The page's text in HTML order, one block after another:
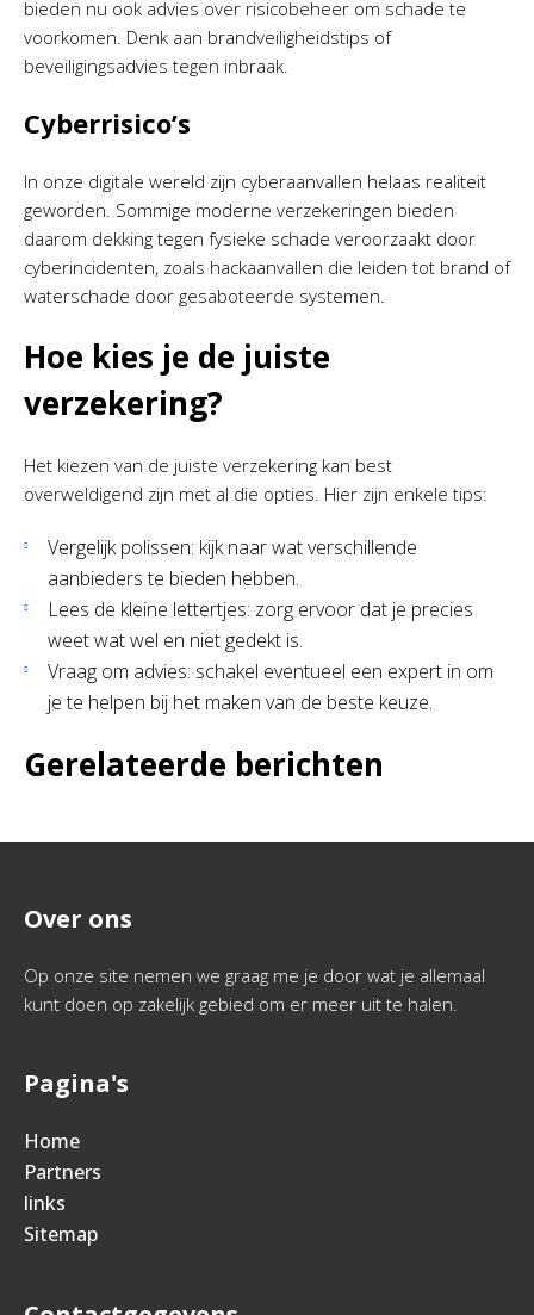
bieden nu ook advies over risicobeheer om schade te
voorkomen. Denk aan brandveiligheidstips of
beveiligingsadvies tegen inbraak.
Cyberrisico’s
In onze digitale wereld zijn cyberaanvallen helaas realiteit
geworden. Sommige moderne verzekeringen bieden
daarom dekking tegen fysieke schade veroorzaakt door
cyberincidenten, zoals hackaanvallen die leiden tot brand of
waterschade door gesaboteerde systemen.
Hoe kies je de juiste
verzekering?
Het kiezen van de juiste verzekering kan best
overweldigend zijn met al die opties. Hier zijn enkele tips:
Vergelijk polissen: kijk naar wat verschillende
aanbieders te bieden hebben.
Lees de kleine lettertjes: zorg ervoor dat je precies
weet wat wel en niet gedekt is.
Vraag om advies: schakel eventueel een expert in om
je te helpen bij het maken van de beste keuze.
Gerelateerde berichten
Over ons
Op onze site nemen we graag me je door wat je allemaal
kunt doen op zakelijk gebied om er meer uit te halen.
Pagina's
Home
Partners
links
Sitemap